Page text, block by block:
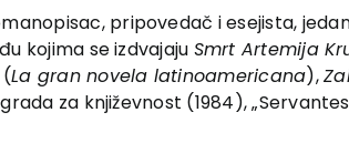
pripovedač i esejista,
kojima se izdvajaju Smrt Artemija
(La gran novela latinoamericana),
za književnost (1984),